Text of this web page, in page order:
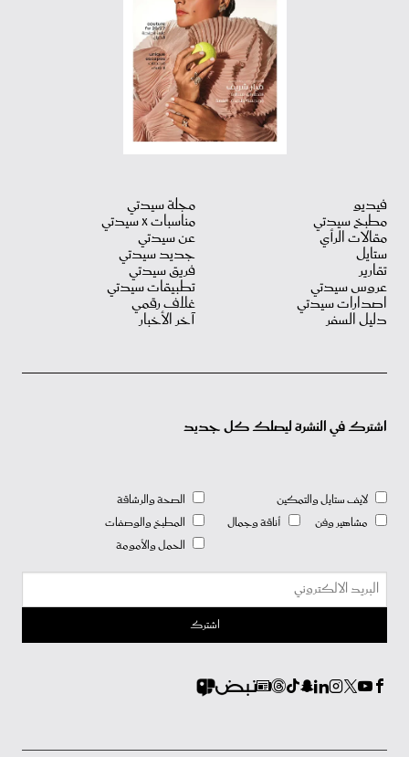
فيديو
مطبخ سيدتي
مقالات الرأي
ستايل
تقارير
عروس سيدتي
اصدارات سيدتي
دليل السفر
مجلة سيدتي
مناسبات X سيدتي
عن سيدتي
جديد سيدتي
فريق سيدتي
تطبيقات سيدتي
غلاف رقمي
آخر الأخبار
اشترك في النشرة ليصلك كل جديد
لايف ستايل والتمكين
مشاهير وفن
أناقة وجمال
الصحة والرشاقة
المطبخ والوصفات
الحمل والأمومة